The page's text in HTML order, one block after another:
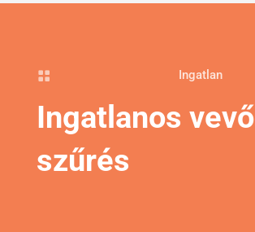
 Ingatlan
Ingatlanos vevő
szűrés